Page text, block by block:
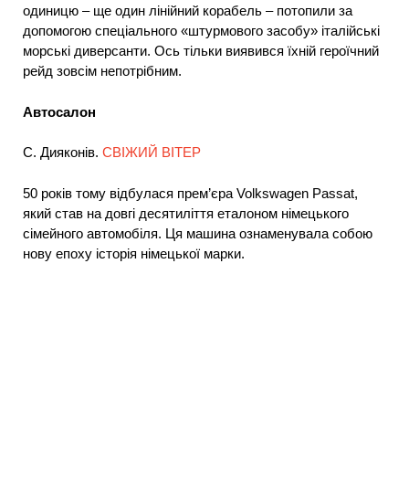
одиницю – ще один лінійний корабель – потопили за
допомогою спеціального «штурмового засобу» італійські
морські диверсанти. Ось тільки виявився їхній героїчний
рейд зовсім непотрібним.
Автосалон
С. Дияконів. СВІЖИЙ ВІТЕР
50 років тому відбулася прем’єра Volkswagen Passat,
який став на довгі десятиліття еталоном німецького
сімейного автомобіля. Ця машина ознаменувала собою
нову епоху історія німецької марки.